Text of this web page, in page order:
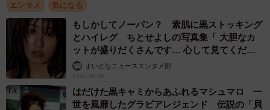
エンタメ 気になる
もしかしてノーパン？ 素肌に黒ストッキング
とハイレグ ちとせよしの写真集「 大胆なカ
ットが盛りだくさんです… 心して見てくださ
い」まいどなニュースエンタメ部
2026.08.08
はだけた黒キャミからあふれるマシュマロ 一
世を風靡したグラビアレジェンド 伝説の「貝